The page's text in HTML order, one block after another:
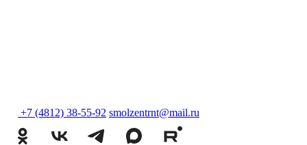
+7 (4812) 38-55-92 smolzentrnt@mail.ru